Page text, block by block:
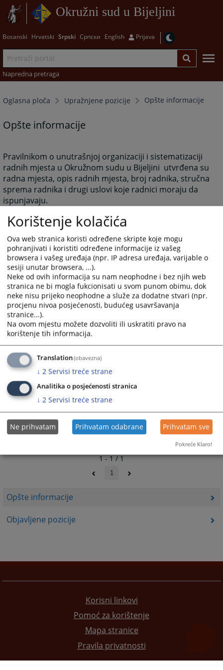
Okružni sud u Bijeljini
Bosanski Hrvatski Srpski Српски English Prijava
Napredna pretraga
Oglasna ploča Upražnjene pozicije Opšte informacije
Opšte informacije
Objavljene pozicije
Opšte informacije
Pravilnikom o unutrašnjoj organizaciji i sistematizaciji
radnih mjesta u Okružnom sudu u Bijeljini utvrđena su
radna mjesta, opis radnih mjesta, broj radnika, stručna
sprema radnika i drugi uslovi koje radnici moraju da
ispunjavaju.
raspisati konkurs ili javni oglas radi zasnivanja radnog
odnosa u sudu na određeno ili na neodređeno vrijeme.
Izbor sudija suda se vrši od strane Visokog sudskog i
tužilačkog savjeta Bosne I Hercegovine u skladu sa
važećim propisima.
2961PREGLEDA
1 - 1 / 1
1
Korisni linkovi
Pomoć za korištenje
Mapa stranice
Pravila privatnosti
Korištenje kolačića
Ova web stranica koristi određene skripte koje mogu
pohranjivati i koristiti određene informacije iz vašeg
browsera i vašeg uređaja (npr. IP adresa uređaja, varijable o
sesiji unutar browsera, ...).
Neke od ovih informacija su nam neophodne i bez njih web
stranica ne bi mogla fukcionisati u svom punom obimu, dok
neke nisu prijeko neophodne a služe za dodatne stvari (npr.
procjenu nivoa posjećenosti, budućeg usavršavanja
stranice...).
Na ovom mjestu možete dozvoliti ili uskratiti pravo na
korištenje tih informacija.
Translation(obavezna)
↓ 2 Servisi treće strane
Analitika o posjećenosti stranica
↓ 2 Servisi treće strane
Ne prihvatam Prihvatam odabrane Prihvatam sve
Pokreće Klaro!